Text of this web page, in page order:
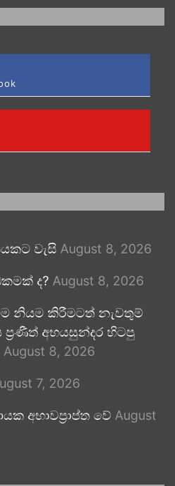
වැසි August 8, 2026
ද? August 8, 2026
නියම කිරීමටත් නැවතුම්
අභයසුන්දර හිටපු
August 8, 2026
7, 2026
අභාවප්‍රාප්ත වේ August